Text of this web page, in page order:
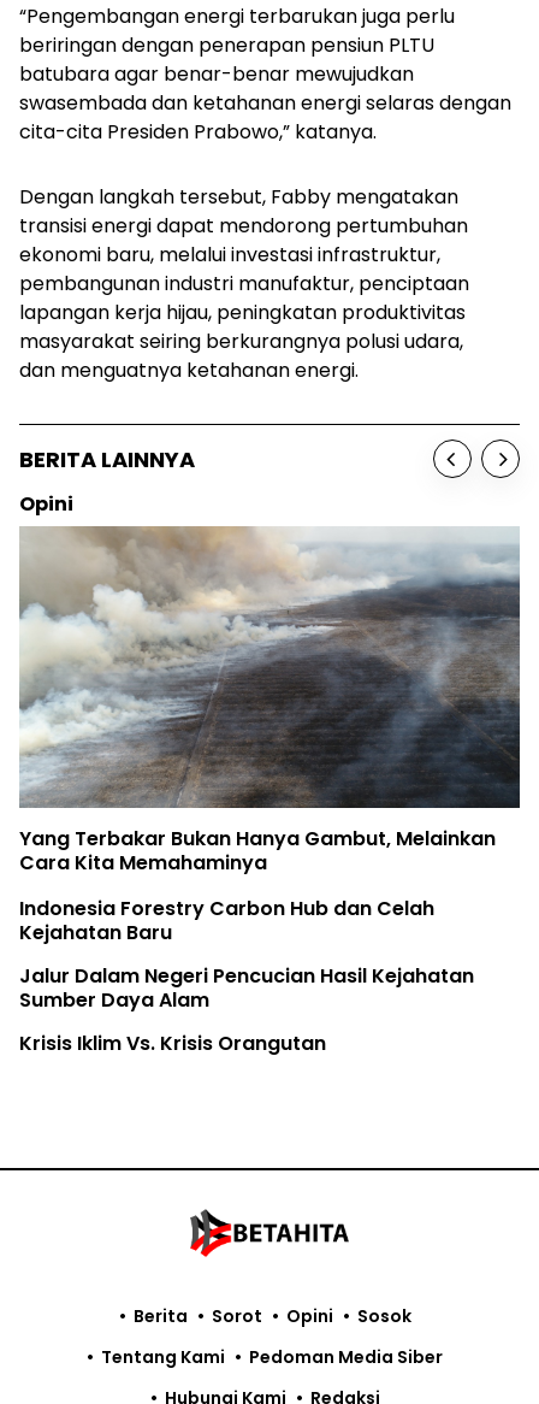
“Pengembangan energi terbarukan juga perlu
beriringan dengan penerapan pensiun PLTU
batubara agar benar-benar mewujudkan
swasembada dan ketahanan energi selaras dengan
cita-cita Presiden Prabowo,” katanya.
Dengan langkah tersebut, Fabby mengatakan
transisi energi dapat mendorong pertumbuhan
ekonomi baru, melalui investasi infrastruktur,
pembangunanindustri manufaktur, penciptaan
lapangan kerja hijau, peningkatan produktivitas
masyarakat seiring berkurangnya polusi udara,
dan menguatnya ketahanan energi.
BERITA LAINNYA
Opini
Yang Terbakar Bukan Hanya Gambut, Melainkan
Cara Kita Memahaminya
Indonesia Forestry Carbon Hub dan Celah
Kejahatan Baru
Jalur Dalam Negeri Pencucian Hasil Kejahatan
Sumber Daya Alam
Krisis Iklim Vs. Krisis Orangutan
Berita Sorot Opini
Sosok
Tentang Kami
Pedoman Media Siber
Hubungi Kami
Redaksi